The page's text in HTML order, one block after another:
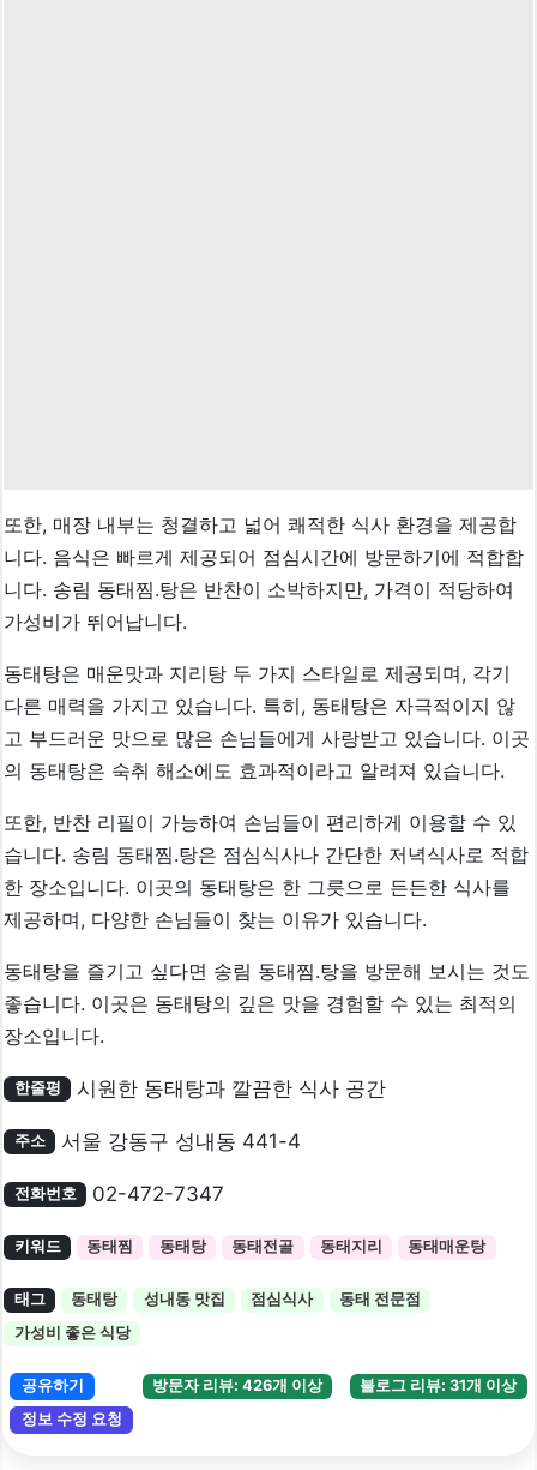
또한, 매장 내부는 청결하고 넓어 쾌적한 식사 환경을 제공합
니다. 음식은 빠르게 제공되어 점심시간에 방문하기에 적합합
니다. 송림 동태찜.탕은 반찬이 소박하지만, 가격이 적당하여
가성비가 뛰어납니다.
동태탕은 매운맛과 지리탕 두 가지 스타일로 제공되며, 각기
다른 매력을 가지고 있습니다. 특히, 동태탕은 자극적이지 않
고 부드러운 맛으로 많은 손님들에게 사랑받고 있습니다. 이곳
의 동태탕은 숙취 해소에도 효과적이라고 알려져 있습니다.
또한, 반찬 리필이 가능하여 손님들이 편리하게 이용할 수 있
습니다. 송림 동태찜.탕은 점심식사나 간단한 저녁식사로 적합
한 장소입니다. 이곳의 동태탕은 한 그릇으로 든든한 식사를
제공하며, 다양한 손님들이 찾는 이유가 있습니다.
동태탕을 즐기고 싶다면 송림 동태찜.탕을 방문해 보시는 것도
좋습니다. 이곳은 동태탕의 깊은 맛을 경험할 수 있는 최적의
장소입니다.
한줄평 시원한 동태탕과 깔끔한 식사 공간
주소 서울 강동구 성내동 441-4
전화번호 02-472-7347
키워드 동태찜 동태탕 동태전골 동태지리 동태매운탕
태그 동태탕 성내동 맛집 점심식사
동태 전문점
가성비 좋은 식당
블로그 리뷰: 31개 이상
방문자 리뷰: 426개 이상
공유하기
정보 수정 요청